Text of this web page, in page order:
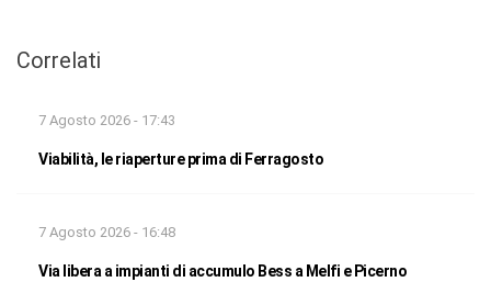
Correlati
7 Agosto 2026 - 17:43
Viabilità, le riaperture prima di Ferragosto
7 Agosto 2026 - 16:48
Via libera a impianti di accumulo Bess a Melfi e Picerno